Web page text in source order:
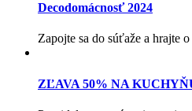
Decodomácnosť 2024
Zapojte sa do súťaže a hrajte
ZĽAVA 50% NA